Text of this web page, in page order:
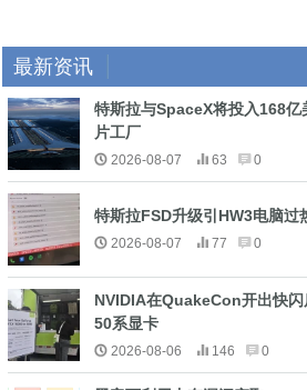
最新资讯
特斯拉与SpaceX将投入168
片工厂
2026-08-07 63 0
特斯拉FSD升级引HW3电脑过
2026-08-07 77 0
NVIDIA在QuakeCon开出快
50系显卡
2026-08-06 146 0